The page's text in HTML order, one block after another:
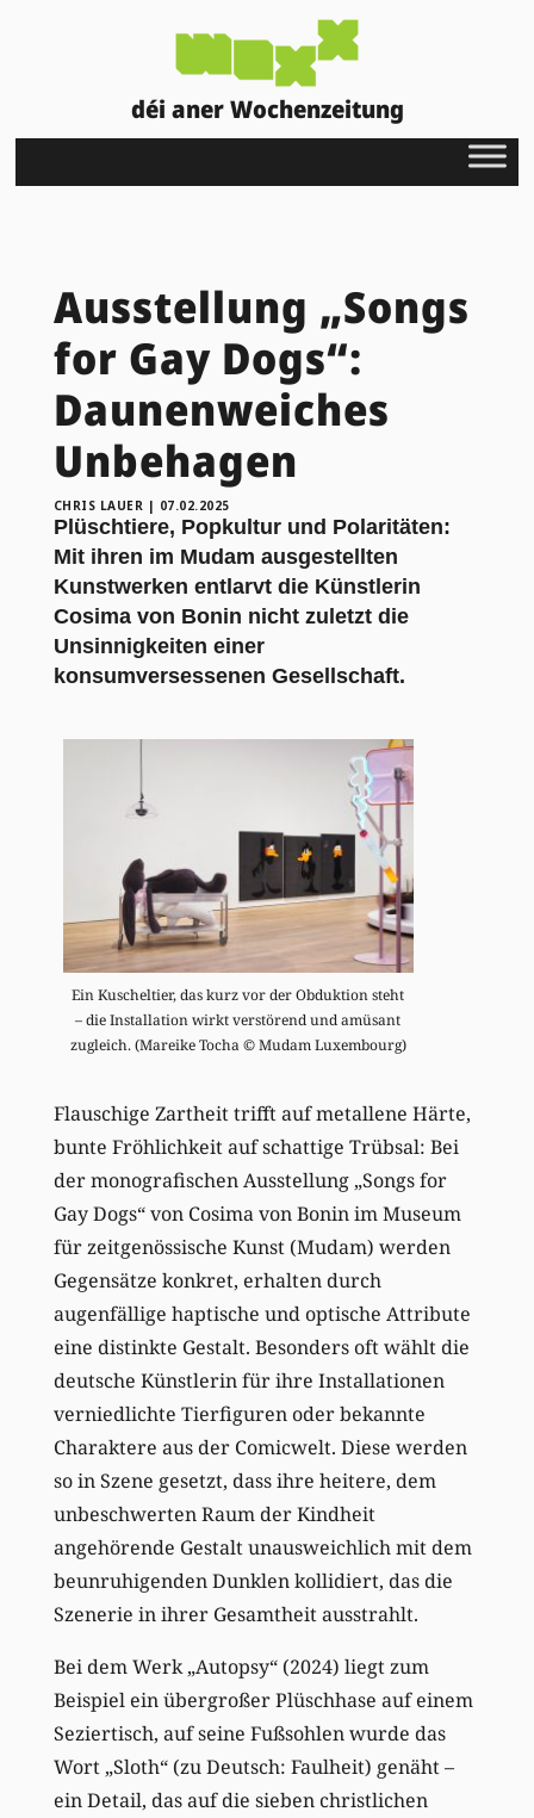
déi aner Wochenzeitung
Ausstellung „Songs
for Gay Dogs“:
Daunenweiches
Unbehagen
CHRIS LAUER | 07.02.2025
Plüschtiere, Popkultur und Polaritäten:
Mit ihren im Mudam ausgestellten
Kunstwerken entlarvt die Künstlerin
Cosima von Bonin nicht zuletzt die
Unsinnigkeiten einer
konsumversessenen Gesellschaft.
Ein Kuscheltier, das kurz vor der Obduktion steht
– die Installation wirkt verstörend und amüsant
zugleich. (Mareike Tocha © Mudam Luxembourg)
Flauschige Zartheit trifft auf metallene Härte,
bunte Fröhlichkeit auf schattige Trübsal: Bei
der monografischen Ausstellung „Songs for
Gay Dogs“ von Cosima von Bonin im Museum
für zeitgenössische Kunst (Mudam) werden
Gegensätze konkret, erhalten durch
augenfällige haptische und optische Attribute
eine distinkte Gestalt. Besonders oft wählt die
deutsche Künstlerin für ihre Installationen
verniedlichte Tierfiguren oder bekannte
Charaktere aus der Comicwelt. Diese werden
so in Szene gesetzt, dass ihre heitere, dem
unbeschwerten Raum der Kindheit
angehörende Gestalt unausweichlich mit dem
beunruhigenden Dunklen kollidiert, das die
Szenerie in ihrer Gesamtheit ausstrahlt.
Bei dem Werk „Autopsy“ (2024) liegt zum
Beispiel ein übergroßer Plüschhase auf einem
Seziertisch, auf seine Fußsohlen wurde das
Wort „Sloth“ (zu Deutsch: Faulheit) genäht –
ein Detail, das auf die sieben christlichen